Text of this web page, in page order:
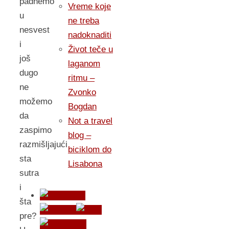
u
nesvest
i
još
dugo
ne
možemo
da
zaspimo
razmišljajući
sta
sutra
i
šta
pre?
Vreme koje
ne treba
nadoknaditi
Život teče u
laganom
ritmu –
Zvonko
Bogdan
Not a travel
blog –
biciklom do
Lisabona